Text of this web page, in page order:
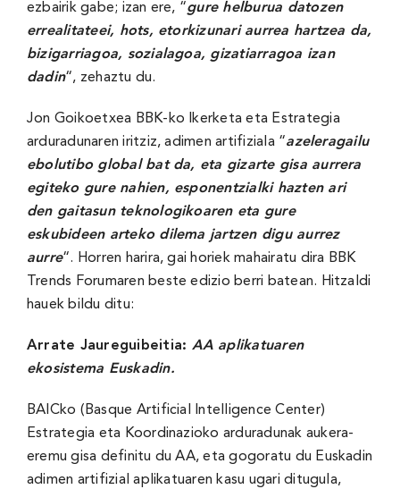
ezbairik gabe; izan ere, “gure helburua datozen
errealitateei, hots, etorkizunari aurrea hartzea da,
bizigarriagoa, sozialagoa, gizatiarragoa izan
dadin“, zehaztu du.
Jon Goikoetxea BBK-ko Ikerketa eta Estrategia
arduradunaren iritziz, adimen artifiziala “azeleragailu
ebolutibo global bat da, eta gizarte gisa aurrera
egiteko gure nahien, esponentzialki hazten ari
den gaitasun teknologikoaren eta gure
eskubideen arteko dilema jartzen digu aurrez
aurre“. Horren harira, gai horiek mahairatu dira BBK
Trends Forumaren beste edizio berri batean. Hitzaldi
hauek bildu ditu:
Arrate Jaureguibeitia: AA aplikatuaren
ekosistema Euskadin.
BAICko (Basque Artificial Intelligence Center)
Estrategia eta Koordinazioko arduradunak aukera-
eremu gisa definitu du AA, eta gogoratu du Euskadin
adimen artifizial aplikatuaren kasu ugari ditugula,